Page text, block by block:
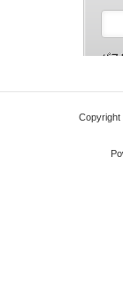
Copyright